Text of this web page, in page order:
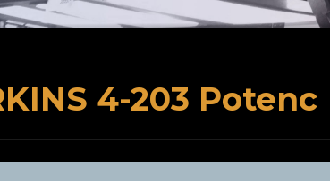
4-203 Potenc